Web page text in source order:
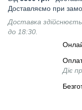
Доставляємо при
Доставка
до 18:30.
Діє